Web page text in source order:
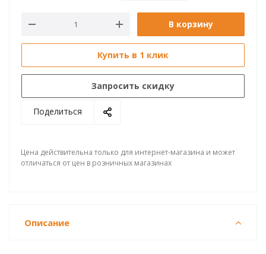
В корзину
Купить в 1 клик
Запросить скидку
Поделиться
Цена действительна только для интернет-магазина и может
отличаться от цен в розничных магазинах
Описание